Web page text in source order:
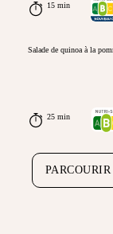
15 min
Salade de quinoa à la
25 min